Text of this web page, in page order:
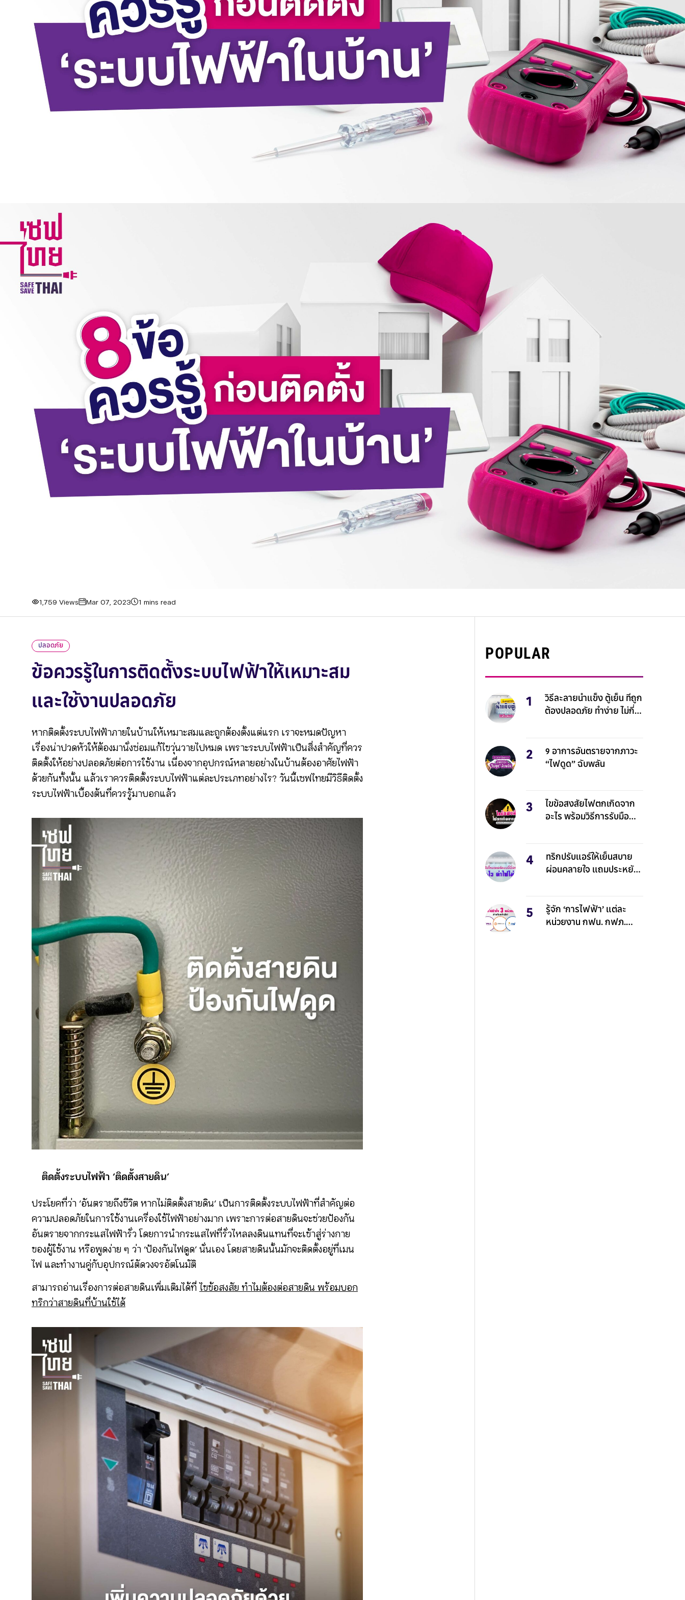
1,759 Views Mar 07, 2023 1 mins read
ปลอดภัย
ข้อควรรู้ในการติดตั้งระบบไฟฟ้าให้เหมาะสม
และใช้งานปลอดภัย
หากติดตั้งระบบไฟฟ้าภายในบ้านให้เหมาะสมและถูกต้องตั้งแต่แรก เราจะหมดปัญหา
เรื่องน่าปวดหัวให้ต้องมานั่งซ่อมแก้ไขวุ่นวายไปหมด เพราะระบบไฟฟ้าเป็นสิ่งสำคัญที่ควร
ติดตั้งให้อย่างปลอดภัยต่อการใช้งาน เนื่องจากอุปกรณ์หลายอย่างในบ้านต้องอาศัยไฟฟ้า
ด้วยกันทั้งนั้น แล้วเราควรติดตั้งระบบไฟฟ้าแต่ละประเภทอย่างไร? วันนี้เซฟไทยมีวิธีติดตั้ง
ระบบไฟฟ้าเบื้องต้นที่ควรรู้มาบอกแล้ว
ติดตั้งระบบไฟฟ้า ‘ติดตั้งสายดิน’
ประโยคที่ว่า ‘อันตรายถึงชีวิต หากไม่ติดตั้งสายดิน’ เป็นการติดตั้งระบบไฟฟ้าที่สำคัญต่อ
ความปลอดภัยในการใช้งานเครื่องใช้ไฟฟ้าอย่างมาก เพราะการต่อสายดินจะช่วยป้องกัน
อันตรายจากกระแสไฟฟ้ารั่ว โดยการนำกระแสไฟที่รั่วไหลลงดินแทนที่จะเข้าสู่ร่างกาย
ของผู้ใช้งาน หรือพูดง่าย ๆ ว่า ‘ป้องกันไฟดูด’ นั่นเอง โดยสายดินนั้นมักจะติดตั้งอยู่ที่เมน
ไฟ และทำงานคู่กับอุปกรณ์ตัดวงจรอัตโนมัติ
สามารถอ่านเรื่องการต่อสายดินเพิ่มเติมได้ที่ ไขข้อสงสัย ทำไมต้องต่อสายดิน พร้อมบอก
ทริกว่าสายดินที่บ้านใช้ได้
POPULAR
วิธีละลายน้ำแข็ง ตู้เย็น ที่ถูก
ต้องปลอดภัย ทำง่าย ไม่กี่
9 อาการอันตรายจากภาวะ
“ไฟดูด” ฉับพลัน
ไขข้อสงสัยไฟตกเกิดจาก
อะไร พร้อมวิธีการรับมือ
ทริกปรับแอร์ให้เย็นสบาย
ผ่อนคลายใจ แถมประหยัด
รู้จัก ‘การไฟฟ้า’ แต่ละ
หน่วยงาน กฟน. กฟภ.